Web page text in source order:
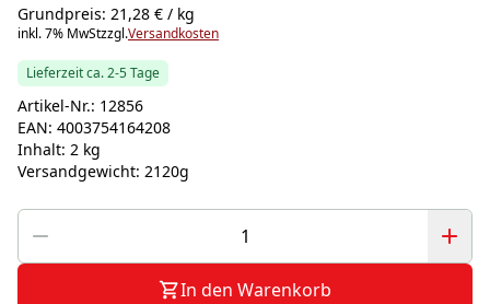
Grundpreis: 21,28 € / kg
inkl. 7% MwStzzgl.Versandkosten
Lieferzeit ca. 2-5 Tage
Artikel-Nr.: 12856
EAN: 4003754164208
Inhalt: 2 kg
Versandgewicht: 2120g
In den Warenkorb